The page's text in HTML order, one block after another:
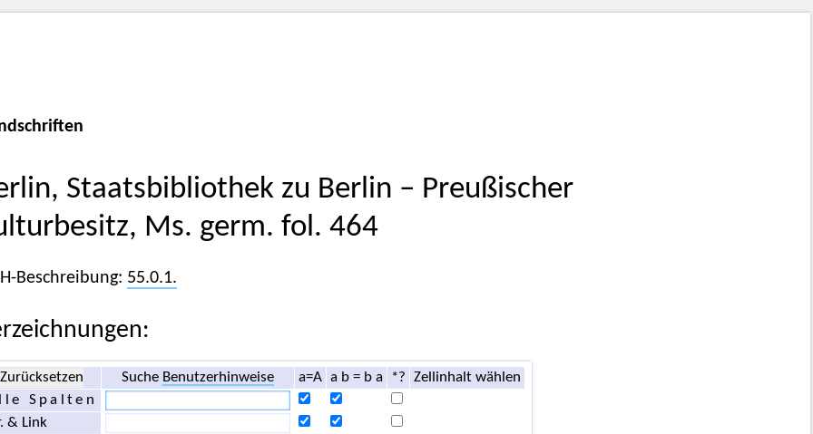
Staatsbibliothek zu Berlin – Preußischer
Ms. germ. fol. 464
Beschreibung: 55.0.1.
Zurücksetzen Suche Benutzerhinweise a=A a b = b a *?
Zellinhalt wählen
Spalten
& Link